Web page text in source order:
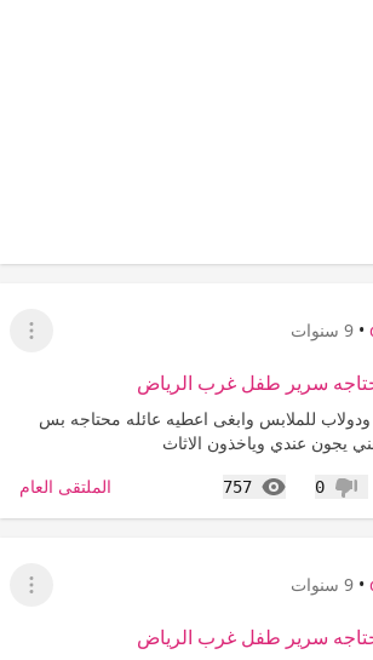
• 9 سنوات
عرض
سرير طفل غرب الرياض
للملابس وابغى اعطيه عائله محتاجه بس
يجون عندي وياخذون الاثاث
عدم إعجاب
0
757
المشاهدات الملتقى العام
• 9 سنوات
عرض
سرير طفل غرب الرياض